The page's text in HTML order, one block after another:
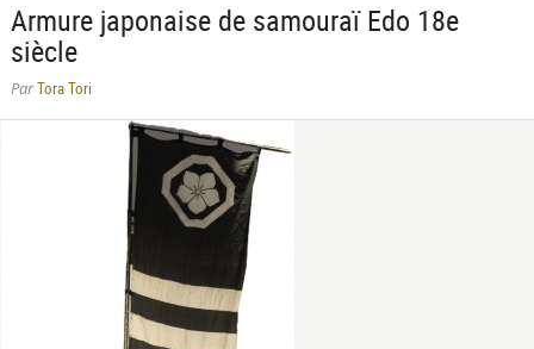
Armure japonaise de samouraï Edo 18e
siècle
ParTora Tori